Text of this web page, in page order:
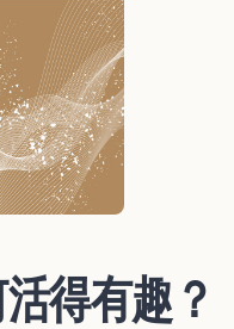
得有趣？